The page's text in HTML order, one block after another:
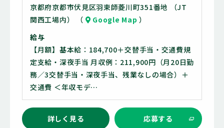
京都府京都市伏見区羽束師菱川町351番地 （JT
関西工場内） （
Google Map ）
給与
【月額】基本給：184,700＋交替手当・交通費規
定支給・深夜手当 月収例：211,900円（月20日勤
務／3交替手当・深夜手当、残業なしの場合）＋
交通費 ＜年収モデ…
詳しく見る 応募する